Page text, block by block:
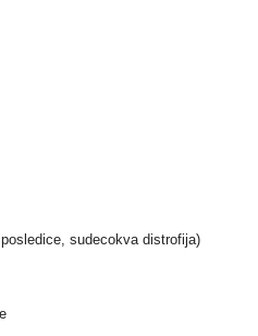
sudecokva distrofija)